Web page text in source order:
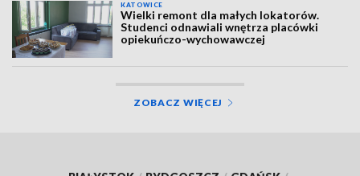
KATOWICE
Wielki remont dla małych lokatorów.
Studenci odnawiali wnętrza placówki
opiekuńczo-wychowawczej
ZOBACZ WIĘCEJ